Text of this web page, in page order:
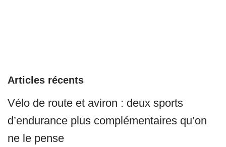
Articles récents
Vélo de route et aviron : deux sports
d’endurance plus complémentaires qu’on
ne le pense